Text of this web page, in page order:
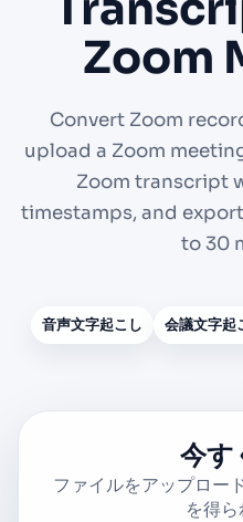
Zoom
Convert Zoom
upload a Zoom
Zoom transcript
timestamps, and
to 30
音声文字起こし 会議文字起
今す
ファイルをアップロー
を得ら